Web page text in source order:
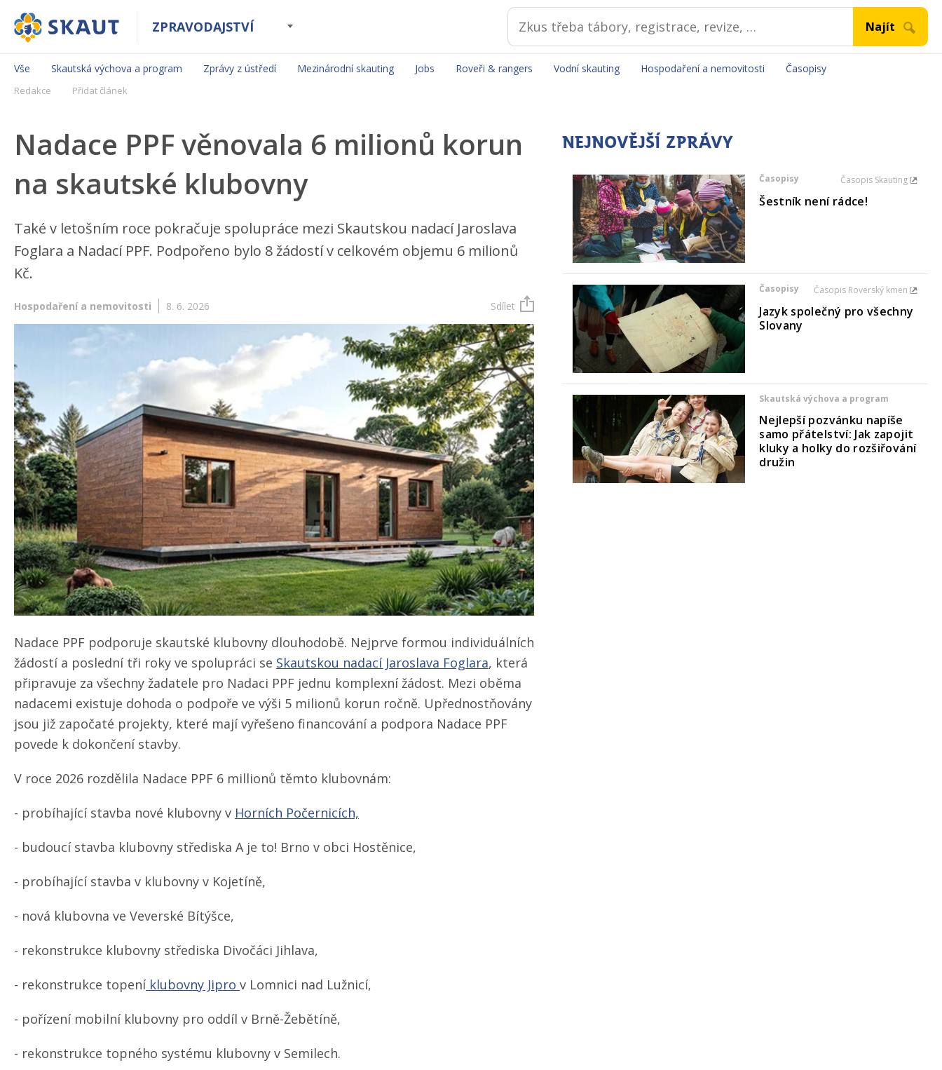
ZPRAVODAJSTVÍ
Vše Skautská výchova a program Zprávy z ústředí Mezinárodní skauting Jobs Roveři & rangers Vodní skauting Hospodaření a nemovitosti Časopisy
Redakce Přidat článek
Nadace PPF věnovala 6 milionů korun
na skautské klubovny
Také v letošním roce pokračuje spolupráce mezi Skautskou nadací Jaroslava
Foglara a Nadací PPF. Podpořeno bylo 8 žádostí v celkovém objemu 6 milionů
Kč.
Hospodaření a nemovitosti 8. 6. 2026 Sdílet
Nadace PPF podporuje skautské klubovny dlouhodobě. Nejprve formou individuálních
žádostí a poslední tři roky ve spolupráci se Skautskou nadací Jaroslava Foglara, která
připravuje za všechny žadatele pro Nadaci PPF jednu komplexní žádost. Mezi oběma
nadacemi existuje dohoda o podpoře ve výši 5 milionů korun ročně. Upřednostňovány
jsou již započaté projekty, které mají vyřešeno financování a podpora Nadace PPF
povede k dokončení stavby.
V roce 2026 rozdělila Nadace PPF 6 millionů těmto klubovnám:
- probíhající stavba nové klubovny v Horních Počernicích,
- budoucí stavba klubovny střediska A je to! Brno v obci Hostěnice,
- probíhající stavba v klubovny v Kojetíně,
- nová klubovna ve Veverské Bítýšce,
- rekonstrukce klubovny střediska Divočáci Jihlava,
- rekonstrukce topení klubovny Jipro v Lomnici nad Lužnicí,
- pořízení mobilní klubovny pro oddíl v Brně-Žebětíně,
- rekonstrukce topného systému klubovny v Semilech.
NEJNOVĚJŠÍ ZPRÁVY
Časopisy Časopis Skauting
Šestník není rádce!
Časopisy Časopis Roverský kmen
Jazyk společný pro všechny
Slovany
Skautská výchova a program
Nejlepší pozvánku napíše
samo přátelství: Jak zapojit
kluky a holky do rozšiřování
družin